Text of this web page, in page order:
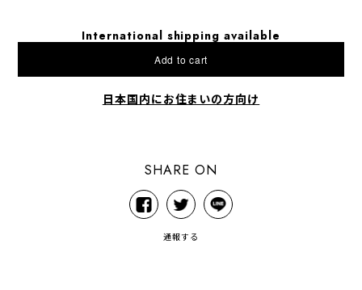
International shipping available
Add to cart
日本国内にお住まいの方向け
SHARE ON
通報する